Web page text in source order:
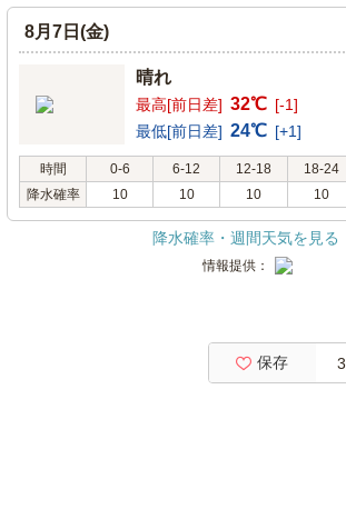
8月7日(金)
晴れ
最高[前日差] 32℃ [-1]
最低[前日差] 24℃ [+1]
時間 0-6 6-12 12-18
18-24
降水確率
10 10 10 10
降水確率・週間天気を見る
情報提供：
保存 3